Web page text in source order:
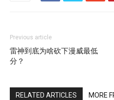
Previous article
雷神到底为啥砍下漫威最低
分？
RELATED ARTICLES MORE